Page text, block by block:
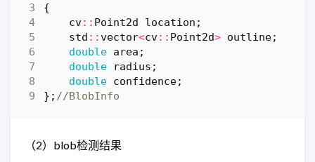
{
cv:: Point2d location ;
std ::vector<cv:: Point2d> outline;
double area ;
double
radius ;
double confidence;
};
（2）blob检测结果